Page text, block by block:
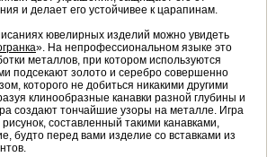
и делает его устойчивее к царапинам.
ювелирных изделий можно увидеть
». На непрофессиональном языке это
металлов, при котором используются
подсекают золото и серебро совершенно
которого не добиться никакими другими
клинообразные канавки разной глубины и
создают тончайшие узоры на металле. Игра
составленный такими канавками,
будто перед вами изделие со вставками из